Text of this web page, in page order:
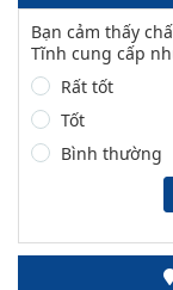
Bạn cảm thấy
Tĩnh cung cấp
Rất tốt
Tốt
Bình thường